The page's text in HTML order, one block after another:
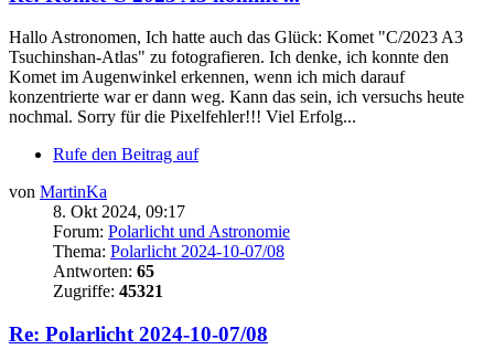
Hallo Astronomen, Ich hatte auch das Glück: Komet "C/2023 A3
Tsuchinshan-Atlas" zu fotografieren. Ich denke, ich konnte den
Komet im Augenwinkel erkennen, wenn ich mich darauf
konzentrierte war er dann weg. Kann das sein, ich versuchs heute
nochmal. Sorry für die Pixelfehler!!! Viel Erfolg...
Rufe den Beitrag auf
von MartinKa
8. Okt 2024, 09:17
Forum: Polarlicht und Astronomie
Thema: Polarlicht 2024-10-07/08
Antworten: 65
Zugriffe: 45321
Re: Polarlicht 2024-10-07/08